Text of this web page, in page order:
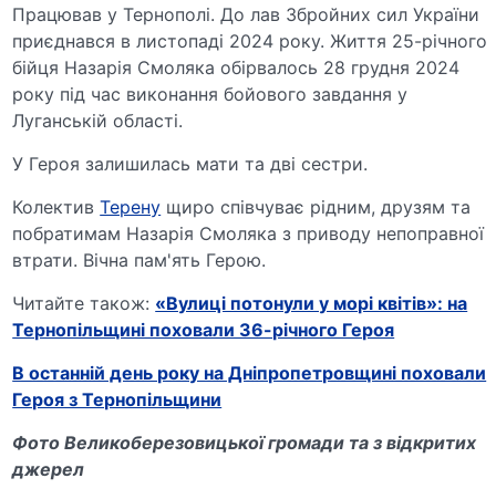
Працював у Тернополі. До лав Збройних сил України
приєднався в листопаді 2024 року. Життя 25-річного
бійця Назарія Смоляка обірвалось 28 грудня 2024
року під час виконання бойового завдання у
Луганській області.
У Героя залишилась мати та дві сестри.
КолективТерену щиро співчуває рідним, друзям та
побратимам Назарія Смоляка з приводу непоправної
втрати. Вічна пам'ять Герою.
Читайте також: «Вулиці потонули у морі квітів»: на
Тернопільщині поховали 36-річного Героя
В останній день року на Дніпропетровщині поховали
Героя з Тернопільщини
Фото Великоберезовицької громади та з відкритих
джерел